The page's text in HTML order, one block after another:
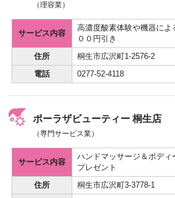
（理容業）
サービス内容
高濃度酸素体験や機器によ
００円引き
住所 桐生市広沢町1-2576-2
電話 0277-52-4118
ポーラザビューティー 桐生店
（専門サービス業）
サービス内容
ハンドマッサージ＆ボディ
プレゼント
住所 桐生市広沢町3-3778-1